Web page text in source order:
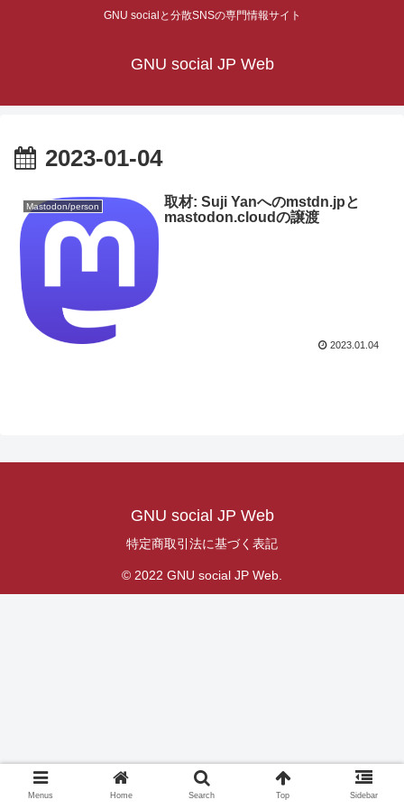
GNU socialと分散SNSの専門情報サイト
GNU social JP Web
2023-01-04
Mastodon/person
取材: Suji Yanへのmstdn.jpと
mastodon.cloudの譲渡
2023.01.04
GNU social JP Web
特定商取引法に基づく表記
© 2022 GNU social JP Web.
Menus Home Search Top Sidebar